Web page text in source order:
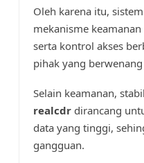
Oleh karena itu, sistem
mekanisme
serta kontrol akses
pihak yang
Selain keamanan,
realcdrdirancang
data yang tinggi,
gangguan.